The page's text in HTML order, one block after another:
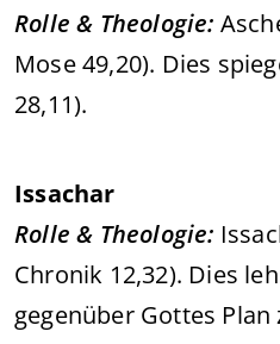
Rolle & Theologie:
Mose 49,20). Dies
28,11).
Issachar
Rolle & Theologie:
Chronik 12,32). Dies
gegenüber Gottes